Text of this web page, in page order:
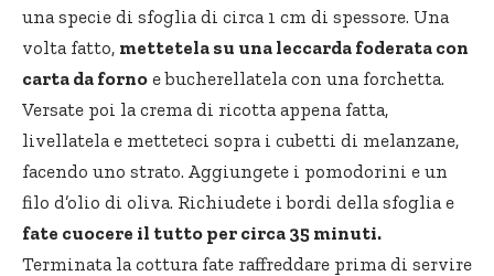
una specie di sfoglia di circa 1 cm di spessore. Una
volta fatto, mettetela su una leccarda foderata con
carta da forno e bucherellatela con una forchetta.
Versate poi la crema di ricotta appena fatta,
livellatela e metteteci sopra i cubetti di melanzane,
facendo uno strato. Aggiungete i pomodorini e un
filo d’olio di oliva. Richiudete i bordi della sfoglia e
fate cuocere il tutto per circa 35 minuti.
Terminata la cottura fate raffreddare prima di servire